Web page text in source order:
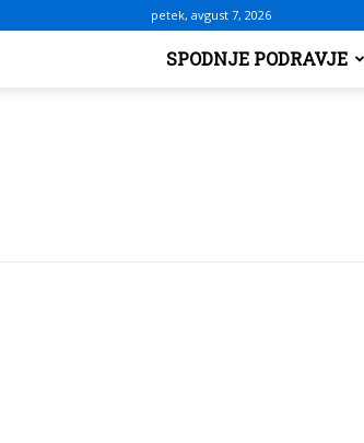
petek, avgust 7, 2026
SPODNJE PODRAVJE